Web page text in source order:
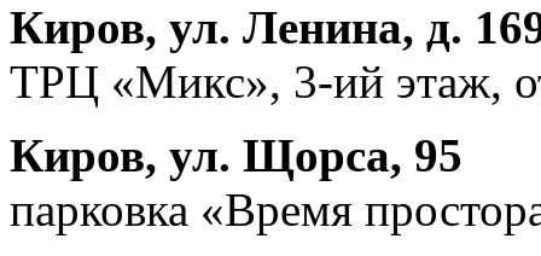
Киров, ул. Ленина, д.
ТРЦ «Микс», 3-ий этаж,
Киров, ул. Щорса, 95
парковка «Время